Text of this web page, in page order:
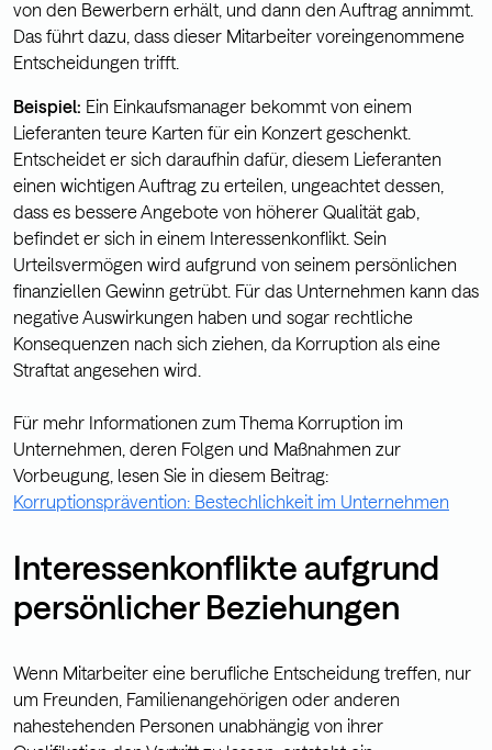
von den Bewerbern erhält, und dann den Auftrag annimmt.
Das führt dazu, dass dieser Mitarbeiter voreingenommene
Entscheidungen trifft.
Beispiel: Ein Einkaufsmanager bekommt von einem
Lieferanten teure Karten für ein Konzert geschenkt.
Entscheidet er sich daraufhin dafür, diesem Lieferanten
einen wichtigen Auftrag zu erteilen, ungeachtet dessen,
dass es bessere Angebote von höherer Qualität gab,
befindet er sich in einem Interessenkonflikt. Sein
Urteilsvermögen wird aufgrund von seinem persönlichen
finanziellen Gewinn getrübt. Für das Unternehmen kann das
negative Auswirkungen haben und sogar rechtliche
Konsequenzen nach sich ziehen, da Korruption als eine
Straftat angesehen wird.
Für mehr Informationen zum Thema Korruption im
Unternehmen, deren Folgen und Maßnahmen zur
Vorbeugung, lesen Sie in diesem Beitrag:
Korruptionsprävention: Bestechlichkeit im Unternehmen
Interessenkonflikte aufgrund
persönlicher Beziehungen
Wenn Mitarbeiter eine berufliche Entscheidung treffen, nur
um Freunden, Familienangehörigen oder anderen
nahestehenden Personen unabhängig von ihrer